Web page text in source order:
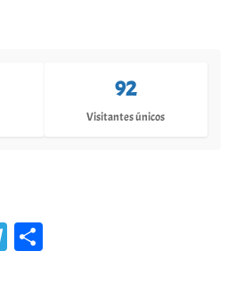
92
Visitantes únicos
Te